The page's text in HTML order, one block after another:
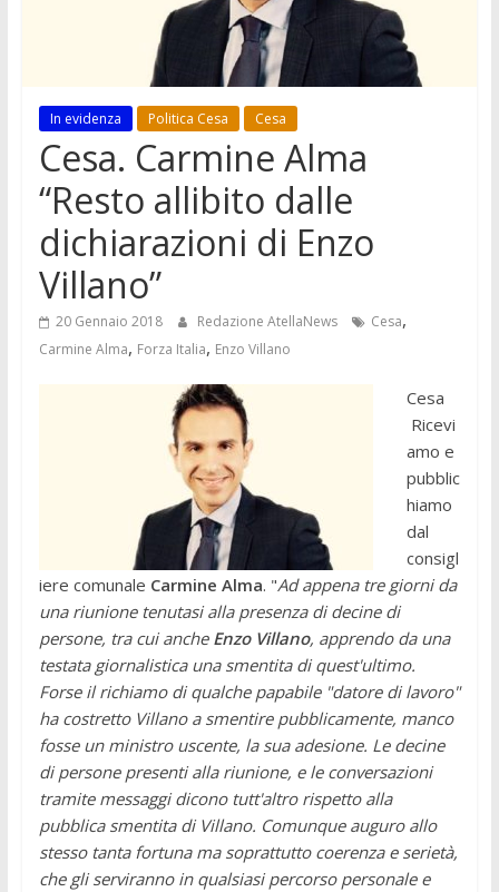
In evidenza Politica Cesa Cesa
Cesa. Carmine Alma
“Resto allibito dalle
dichiarazioni di Enzo
Villano”
20 Gennaio 2018 Redazione AtellaNews Cesa,
Carmine Alma, Forza Italia, Enzo Villano
Cesa
Ricevi
amo e
pubblic
hiamo
dal
consigl
iere comunale Carmine Alma. "Ad appena tre giorni da
una riunione tenutasi alla presenza di decine di
persone, tra cui anche Enzo Villano, apprendo da una
testata giornalistica una smentita di quest'ultimo.
Forse il richiamo di qualche papabile "datore di lavoro"
ha costretto Villano a smentire pubblicamente, manco
fosse un ministro uscente, la sua adesione. Le decine
di persone presenti alla riunione, e le conversazioni
tramite messaggi dicono tutt'altro rispetto alla
pubblica smentita di Villano. Comunque auguro allo
stesso tanta fortuna ma soprattutto coerenza e serietà,
che gli serviranno in qualsiasi percorso personale e